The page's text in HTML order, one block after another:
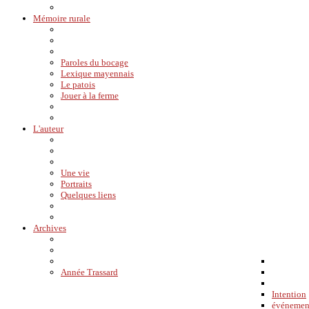
Mémoire rurale
Paroles du bocage
Lexique mayennais
Le patois
Jouer à la ferme
L'auteur
Une vie
Portraits
Quelques liens
Archives
Année Trassard
Intention